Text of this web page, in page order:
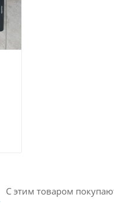
С этим товаром покупают